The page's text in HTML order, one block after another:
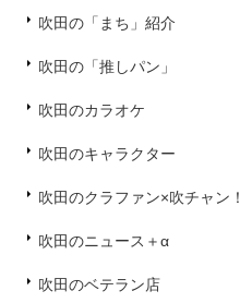
吹田の「まち」紹介
吹田の「推しパン」
吹田のカラオケ
吹田のキャラクター
吹田のクラファン×吹チャン！
吹田のニュース＋α
吹田のベテラン店